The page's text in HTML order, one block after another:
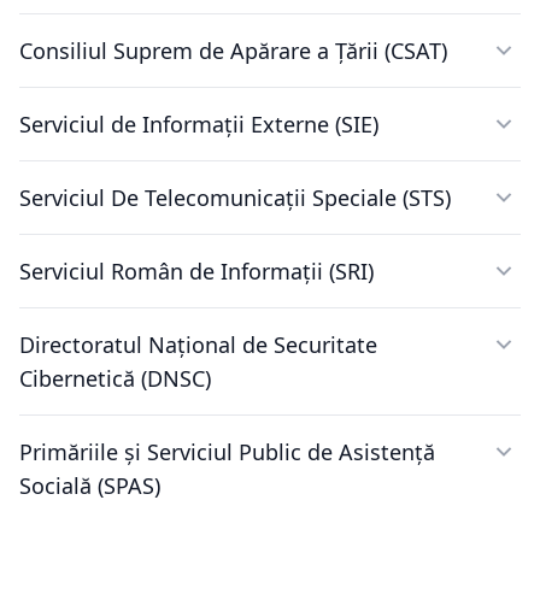
Consiliul Suprem de Apărare a Țării (CSAT)
Serviciul de Informaţii Externe (SIE)
Serviciul De Telecomunicații Speciale (STS)
Serviciul Român de Informații (SRI)
Directoratul Național de Securitate
Cibernetică (DNSC)
Primăriile și Serviciul Public de Asistență
Socială (SPAS)